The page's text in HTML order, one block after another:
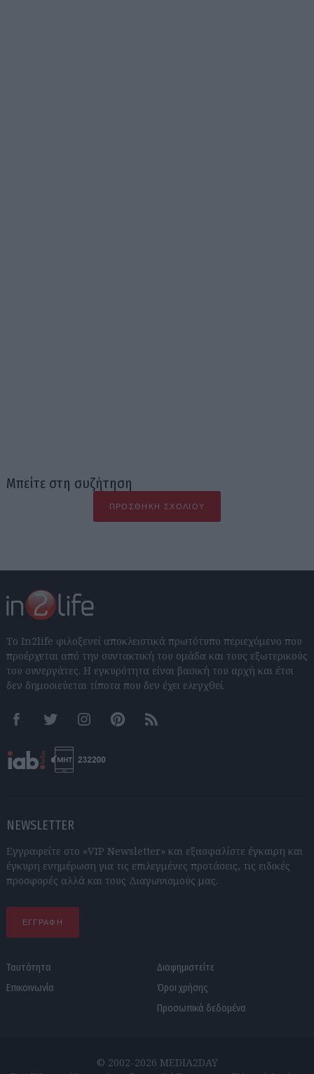
Μπείτε στη συζήτηση
ΠΡΟΣΘΉΚΗ ΣΧΟΛΊΟΥ
Το In2life φιλοξενεί αποκλειστικά πρωτότυπο περιεχόμενο που
προέρχεται από την συντακτική του ομάδα και τους εξωτερικούς
του συνεργάτες. Η εγκυρότητα είναι βασική του αρχή και έτσι
δεν δημοσιεύεται τίποτα που δεν έχει ελεγχθεί.
FacebookTwitter InstagramPinterestRSS feeds
NEWSLETTER
Εγγραφείτε στο «VIP Newsletter» και εξασφαλίστε έγκαιρη και
έγκυρη ενημέρωση για τις επιλεγμένες προτάσεις, τις ειδικές
προσφορές αλλά και τους Διαγωνισμούς μας.
ΕΓΓΡΑΦΗ
Ταυτότητα
Επικοινωνία
Διαφημιστείτε
Όροι χρήσης
Προσωπικά δεδομένα
© 2002-2026 MEDIA2DAY